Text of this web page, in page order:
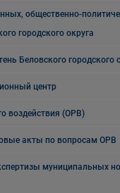
общественно-
городского округа
Беловского городского
центр
воздействия (ОРВ)
акты по вопросам ОРВ
муниципальных